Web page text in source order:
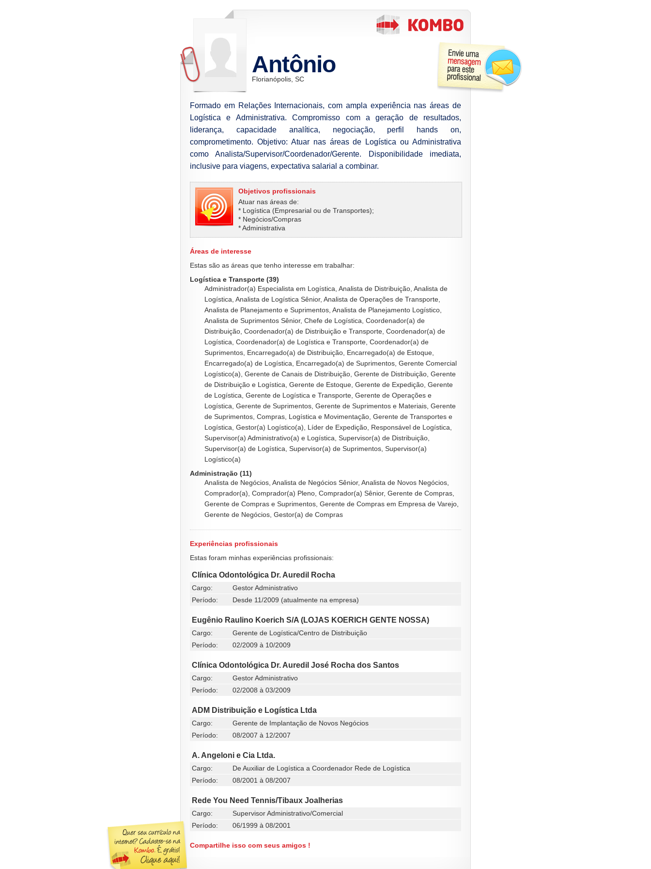
Antônio
Florianópolis, SC
Formado em Relações Internacionais, com ampla experiência nas áreas de
Logística e Administrativa. Compromisso com a geração de resultados,
liderança, capacidade analítica, negociação, perfil hands on,
comprometimento. Objetivo: Atuar nas áreas de Logística ou Administrativa
como Analista/Supervisor/Coordenador/Gerente. Disponibilidade imediata,
inclusive para viagens, expectativa salarial a combinar.
Objetivos profissionais
Atuar nas áreas de:
* Logística (Empresarial ou de Transportes);
* Negócios/Compras
* Administrativa
Áreas de interesse
Estas são as áreas que tenho interesse em trabalhar:
Logística e Transporte (39)
Administrador(a) Especialista em Logística, Analista de Distribuição, Analista de
Logística, Analista de Logística Sênior, Analista de Operações de Transporte,
Analista de Planejamento e Suprimentos, Analista de Planejamento Logístico,
Analista de Suprimentos Sênior, Chefe de Logística, Coordenador(a) de
Distribuição, Coordenador(a) de Distribuição e Transporte, Coordenador(a) de
Logística, Coordenador(a) de Logística e Transporte, Coordenador(a) de
Suprimentos, Encarregado(a) de Distribuição, Encarregado(a) de Estoque,
Encarregado(a) de Logística, Encarregado(a) de Suprimentos, Gerente Comercial
Logístico(a), Gerente de Canais de Distribuição, Gerente de Distribuição, Gerente
de Distribuição e Logística, Gerente de Estoque, Gerente de Expedição, Gerente
de Logística, Gerente de Logística e Transporte, Gerente de Operações e
Logística, Gerente de Suprimentos, Gerente de Suprimentos e Materiais, Gerente
de Suprimentos, Compras, Logística e Movimentação, Gerente de Transportes e
Logística, Gestor(a) Logístico(a), Líder de Expedição, Responsável de Logística,
Supervisor(a) Administrativo(a) e Logística, Supervisor(a) de Distribuição,
Supervisor(a) de Logística, Supervisor(a) de Suprimentos, Supervisor(a)
Logístico(a)
Administração (11)
Analista de Negócios, Analista de Negócios Sênior, Analista de Novos Negócios,
Comprador(a), Comprador(a) Pleno, Comprador(a) Sênior, Gerente de Compras,
Gerente de Compras e Suprimentos, Gerente de Compras em Empresa de Varejo,
Gerente de Negócios, Gestor(a) de Compras
Experiências profissionais
Estas foram minhas experiências profissionais:
Clínica Odontológica Dr. Auredil Rocha
Cargo:
Gestor Administrativo
Período:
Desde 11/2009 (atualmente na empresa)
Eugênio Raulino Koerich S/A (LOJAS KOERICH GENTE NOSSA)
Cargo:
Gerente de Logística/Centro de Distribuição
Período:
02/2009 à 10/2009
Clínica Odontológica Dr. Auredil José Rocha dos Santos
Cargo:
Gestor Administrativo
Período:
02/2008 à 03/2009
ADM Distribuição e Logística Ltda
Cargo:
Gerente de Implantação de Novos Negócios
Período:
08/2007 à 12/2007
A. Angeloni e Cia Ltda.
Cargo:
De Auxiliar de Logística a Coordenador Rede de Logística
Período:
08/2001 à 08/2007
Rede You Need Tennis/Tibaux Joalherias
Cargo:
Supervisor Administrativo/Comercial
Período:
06/1999 à 08/2001
Compartilhe isso com seus amigos !